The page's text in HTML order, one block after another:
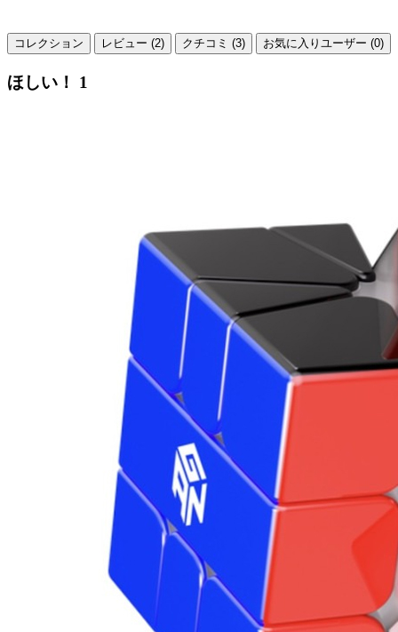
コレクション レビュー (2) クチコミ (3) お気に入りユーザー (0)
ほしい！ 1